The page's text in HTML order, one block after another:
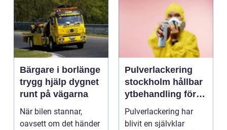
Bärgare i borlänge
trygg hjälp dygnet
runt på vägarna
När bilen stannar,
oavsett om det händer
Pulverlackering
stockholm hållbar
ytbehandling för
industri och
design
Pulverlackering har
blivit en självklar